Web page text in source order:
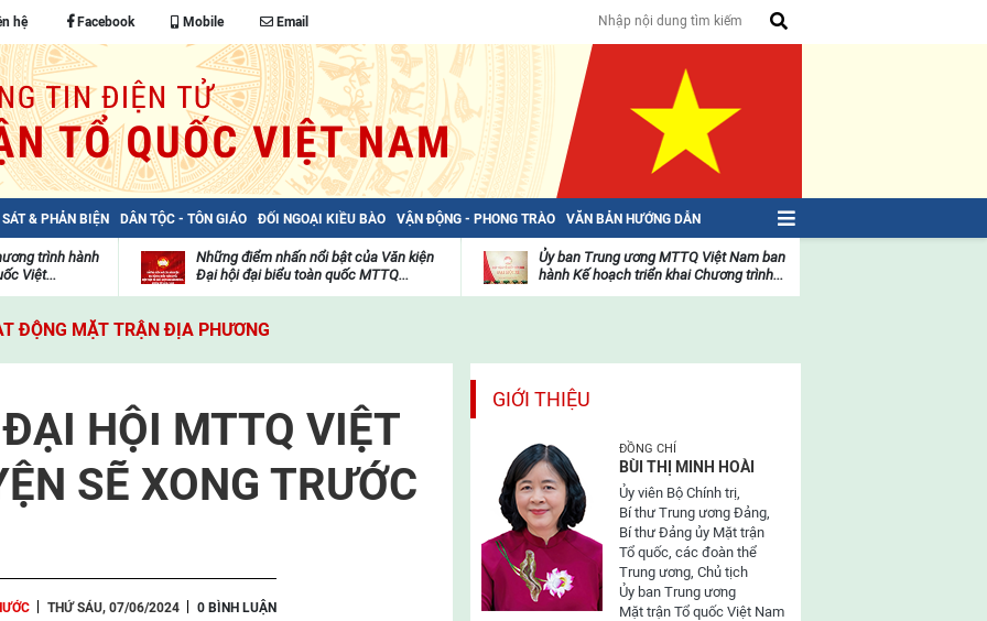
hệ Facebook Mobile Email
& PHẢN BIỆN DÂN TỘC - TÔN GIÁO ĐỐI NGOẠI KIỀU BÀO VẬN ĐỘNG - PHONG TRÀO VĂN BẢN HƯỚNG DẪN
trình hành
Việt...
viện
Những điểm nhấn nổi bật của Văn kiện
Đại hội đại biểu toàn quốc MTTQ...
mặt
trận
Ủy ban Trung ương MTTQ Việt Nam ban
hành Kế hoạch triển khai Chương trình...
ĐỘNG MẶT TRẬN ĐỊA PHƯƠNG
HỘI MTTQ VIỆT
SẼ XONG TRƯỚC
THỨ SÁU, 07/06/2024 0 BÌNH LUẬN
GIỚI THIỆU
ĐỒNG CHÍ
BÙI THỊ MINH HOÀI
Ủy viên Bộ Chính trị,
Bí thư Trung ương Đảng,
Bí thư Đảng ủy Mặt trận
Tổ quốc, các đoàn thể
Trung ương, Chủ tịch
Ủy ban Trung ương
Mặt trận Tổ quốc Việt Nam